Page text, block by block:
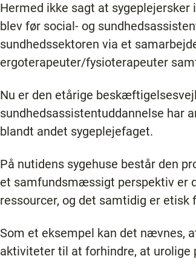
Hermed ikke sagt at
blev før social- og
sundhedssektoren via et
ergoterapeuter/fysioterapeuter
Nu er den etårige
sundhedsassistentuddannelse har
blandt andet sygeplejefaget.
På nutidens sygehuse består den
et samfundsmæssigt perspektiv er
ressourcer, og det samtidig er etisk
Som et eksempel kan det nævnes,
aktiviteter til at forhindre, at urolige